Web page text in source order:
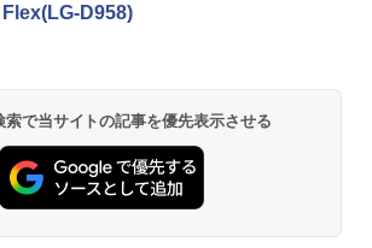
D958)
で当サイトの記事を優先表示させる